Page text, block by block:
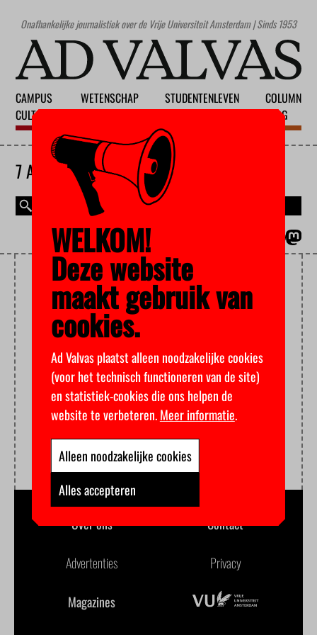
Onafhankelijke journalistiek over de Vrije Universiteit Amsterdam | Sinds 1953
CAMPUS
CULTUUR
WETENSCHAP
STUDENTENLEVEN
COLUMN
BLOG
7 AUGUSTUS 2026
HUISARTS
Over ons Contact
Advertenties Privacy
Magazines
WELKOM!
Deze website
maakt gebruik van
cookies.
Ad Valvas plaatst alleen noodzakelijke cookies
(voor het technisch functioneren van de site)
en statistiek-cookies die ons helpen de
website te verbeteren.Meer informatie.
Alleen noodzakelijke cookies
Alles accepteren